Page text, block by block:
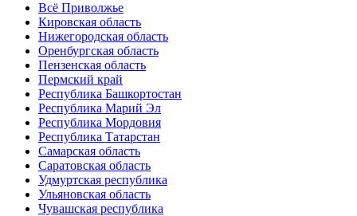
Всё Приволжье
Кировская область
Нижегородская область
Оренбургская область
Пензенская область
Пермский край
Республика Башкортостан
Республика Марий Эл
Республика Мордовия
Республика Татарстан
Самарская область
Саратовская область
Удмуртская республика
Ульяновская область
Чувашская республика